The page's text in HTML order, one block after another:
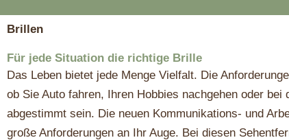
Brillen
Für jede Situation die richtige Brille
Das Leben bietet jede Menge Vielfalt. Die
ob Sie Auto fahren, Ihren Hobbies nachgehen oder
abgestimmt sein. Die neuen Kommunikations- und
große Anforderungen an Ihr Auge. Bei diesen